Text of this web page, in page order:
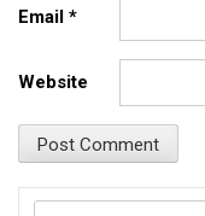
Email *
Website
Search